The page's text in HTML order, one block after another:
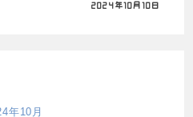
2024年10月10日
年10月